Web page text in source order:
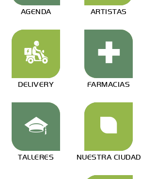
AGENDA ARTISTAS
DELIVERY FARMACIAS
TALLERES NUESTRA CIUDAD